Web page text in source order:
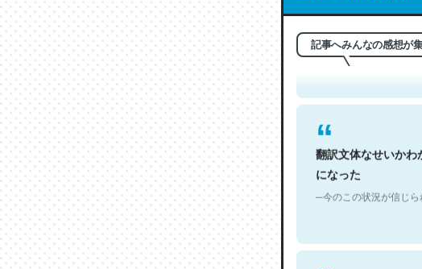
記事へみんなの感想が
もお勧め。自分は
─今のこの状況が信じら
翻訳文体なせいかわ
になった
─今のこの状況が信じら